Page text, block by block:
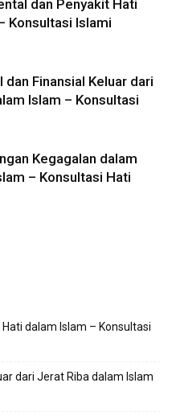
dan Penyakit Hati
Konsultasi Islami
dan Finansial Keluar dari
Islam – Konsultasi
Kegagalan dalam
– Konsultasi Hati
dalam Islam – Konsultasi
dari Jerat Riba dalam Islam